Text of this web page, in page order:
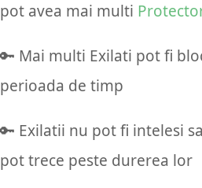
pot avea mai multi
🔑 Mai multi Exilati pot fi
perioada de timp
🔑 Exilatii nu pot fi intelesi
pot trece peste durerea lor